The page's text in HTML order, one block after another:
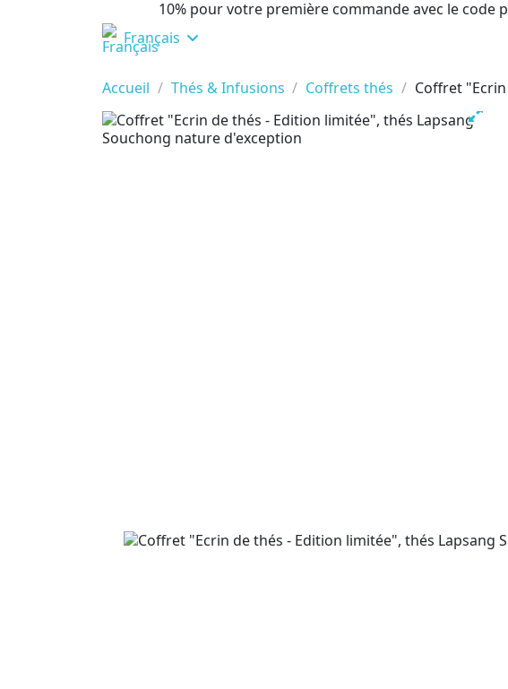
10% pour votre première commande avec le code
Français
Accueil
Thés & Infusions Coffrets thés Coffret